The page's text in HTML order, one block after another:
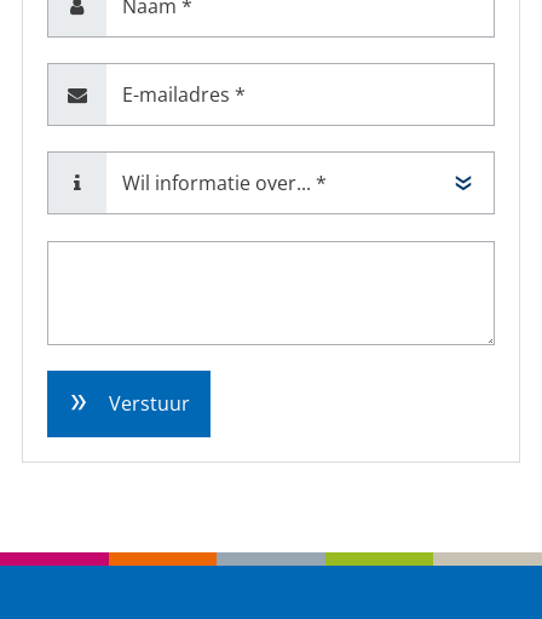
Naam *
E-mailadres *
Verstuur